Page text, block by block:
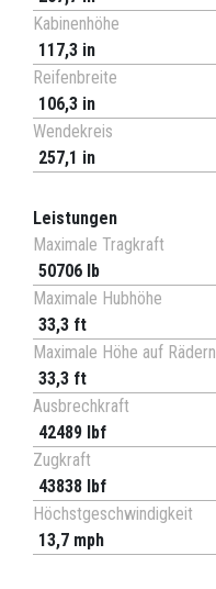
Kabinenhöhe
117,3 in
Reifenbreite
106,3 in
Wendekreis
257,1 in
Leistungen
Maximale Tragkraft
50706 lb
Maximale Hubhöhe
33,3 ft
Maximale Höhe auf Rädern
33,3 ft
Ausbrechkraft
42489 lbf
Zugkraft
43838 lbf
Höchstgeschwindigkeit
13,7 mph